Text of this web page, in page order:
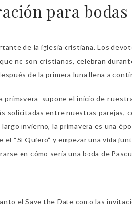
para bodas
de la iglesia cristiana. Los
no son cristianos, celebran
de la primera luna llena a
primavera supone el inicio de
solicitadas entre nuestras parejas,
invierno, la primavera es una
el “Sí Quiero” y empezar una vida
en cómo sería una boda de
el Save the Date como las